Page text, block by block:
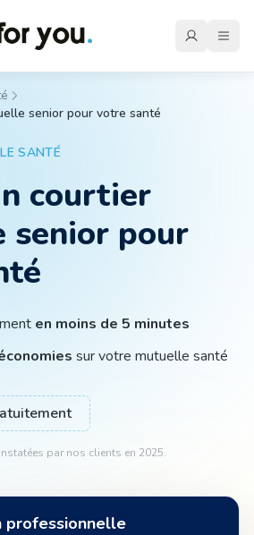
senior pour votre santé
SANTÉ
courtier
senior pour
en moins de 5 minutes
sur votre mutuelle santé
par nos clients en 2025.
professionnelle